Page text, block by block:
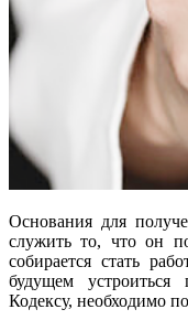
Основания для
служить то, что он
собирается стать
будущем
Кодексу, необходимо